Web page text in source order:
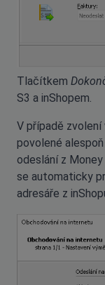
Tlačítkem
S3 a inShopem.
V případě zvolení
povolené
odeslání z
se automaticky
adresáře z